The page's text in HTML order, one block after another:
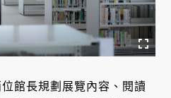
館長規劃展覽內容、閱讀